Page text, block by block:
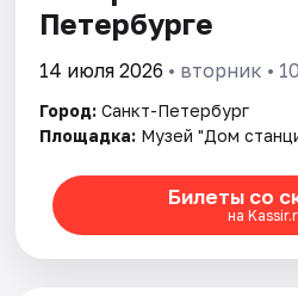
Артисты
Рейтинги
Петербурге
14 июля 2026 • вторник •
Город: Санкт-Петербург
Площадка: Музей "Дом
Билеты со
на